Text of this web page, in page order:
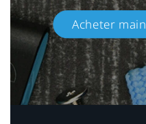
Acheter